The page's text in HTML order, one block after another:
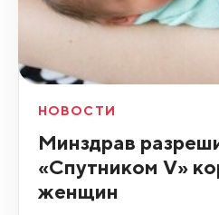
НОВОСТИ
Минздрав
«Спутником V»
женщин